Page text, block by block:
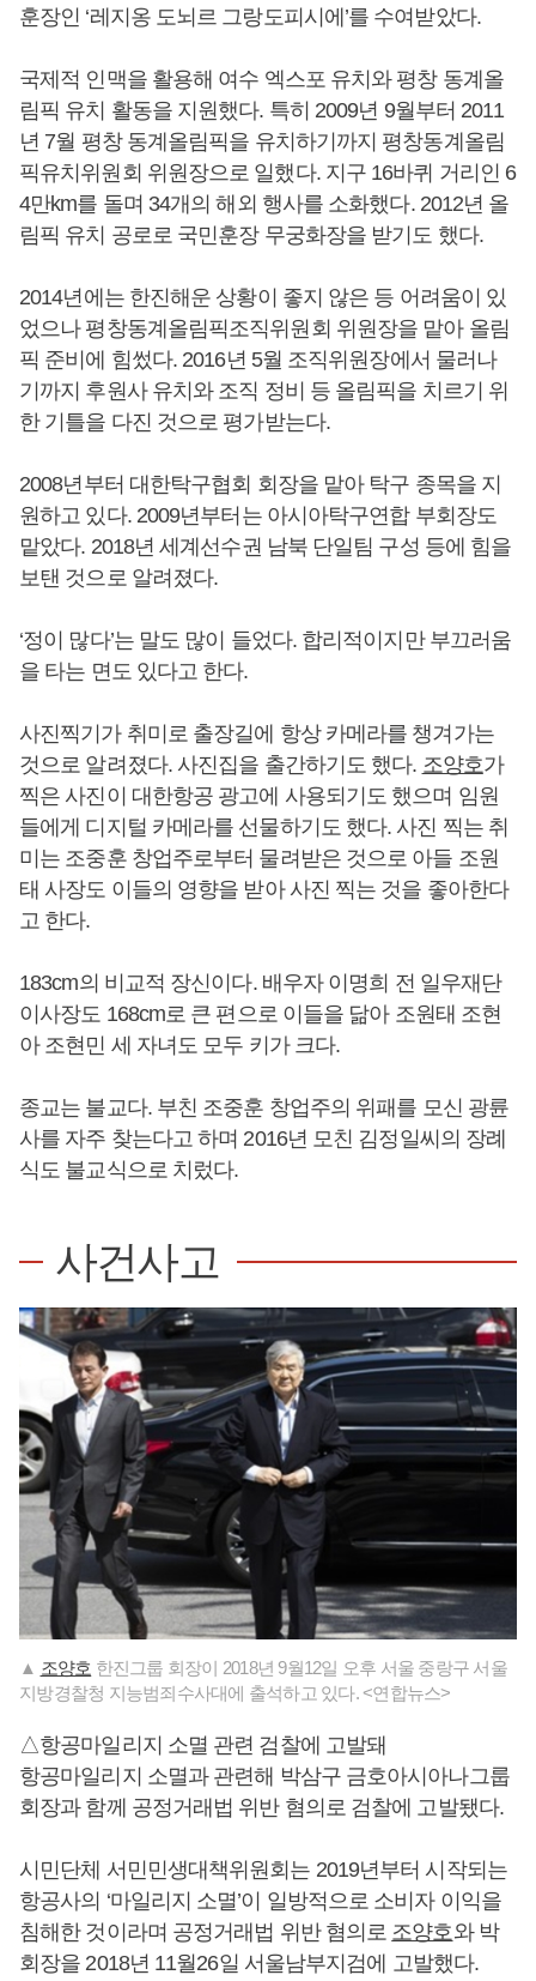
훈장인 ‘레지옹 도뇌르 그랑도피시에’를 수여받았다.
국제적 인맥을 활용해 여수 엑스포 유치와 평창 동계올
림픽 유치 활동을 지원했다. 특히 2009년 9월부터 2011
년 7월 평창 동계올림픽을 유치하기까지 평창동계올림
픽유치위원회 위원장으로 일했다. 지구 16바퀴 거리인 6
4만km를 돌며 34개의 해외 행사를 소화했다. 2012년 올
림픽 유치 공로로 국민훈장 무궁화장을 받기도 했다.
2014년에는 한진해운 상황이 좋지 않은 등 어려움이 있
었으나 평창동계올림픽조직위원회 위원장을 맡아 올림
픽 준비에 힘썼다. 2016년 5월 조직위원장에서 물러나
기까지 후원사 유치와 조직 정비 등 올림픽을 치르기 위
한 기틀을 다진 것으로 평가받는다.
2008년부터 대한탁구협회 회장을 맡아 탁구 종목을 지
원하고 있다. 2009년부터는 아시아탁구연합 부회장도
맡았다. 2018년 세계선수권 남북 단일팀 구성 등에 힘을
보탠 것으로 알려졌다.
‘정이 많다’는 말도 많이 들었다. 합리적이지만 부끄러움
을 타는 면도 있다고 한다.
사진찍기가 취미로 출장길에 항상 카메라를 챙겨가는
것으로 알려졌다. 사진집을 출간하기도 했다. 조양호가
찍은 사진이 대한항공 광고에 사용되기도 했으며 임원
들에게 디지털 카메라를 선물하기도 했다. 사진 찍는 취
미는 조중훈 창업주로부터 물려받은 것으로 아들 조원
태 사장도 이들의 영향을 받아 사진 찍는 것을 좋아한다
고 한다.
183cm의 비교적 장신이다. 배우자 이명희 전 일우재단
이사장도 168cm로 큰 편으로 이들을 닮아 조원태 조현
아 조현민 세 자녀도 모두 키가 크다.
종교는 불교다. 부친 조중훈 창업주의 위패를 모신 광륜
사를 자주 찾는다고 하며 2016년 모친 김정일씨의 장례
식도 불교식으로 치렀다.
사건사고
▲ 조양호 한진그룹 회장이 2018년 9월12일 오후 서울 중랑구 서울
지방경찰청 지능범죄수사대에 출석하고 있다. <연합뉴스>
△항공마일리지 소멸 관련 검찰에 고발돼
항공마일리지 소멸과 관련해 박삼구 금호아시아나그룹
회장과 함께 공정거래법 위반 혐의로 검찰에 고발됐다.
시민단체 서민민생대책위원회는 2019년부터 시작되는
항공사의 ‘마일리지 소멸’이 일방적으로 소비자 이익을
침해한 것이라며 공정거래법 위반 혐의로 조양호와 박
회장을 2018년 11월26일 서울남부지검에 고발했다.